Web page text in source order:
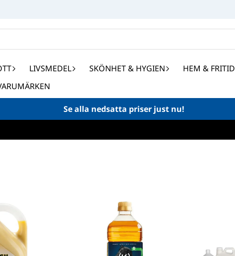
LIVSMEDEL SKÖNHET & HYGIEN HEM & FRITID
Se alla nedsatta priser just nu!